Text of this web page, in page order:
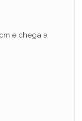
e chega a